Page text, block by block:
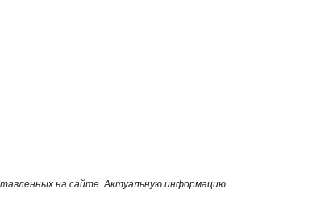
на сайте. Актуальную информацию